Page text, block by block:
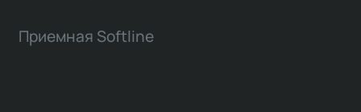
Приемная Softline